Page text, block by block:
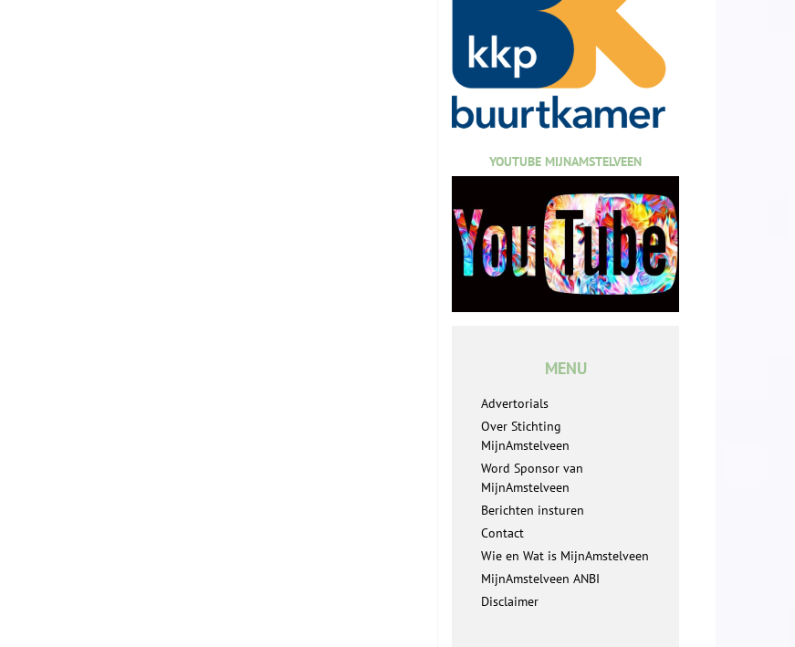
YOUTUBE MIJNAMSTELVEEN
MENU
Advertorials
Over Stichting
MijnAmstelveen
Word Sponsor van
MijnAmstelveen
Berichten insturen
Contact
Wie en Wat is MijnAmstelveen
MijnAmstelveen ANBI
Disclaimer